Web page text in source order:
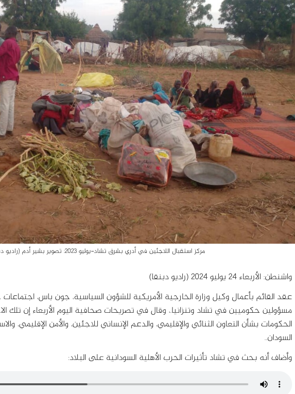
مركز استقبال اللاجئين في أدري بشرق تشاد-يوليو 2023: تصوير بشير أدم (راديو دبنقا)
واشنطن: الأربعاء 24 يوليو 2024 (راديو دبنقا)
عقد القائم بأعمال وكيل وزارة الخارجية الأمريكية للشؤون السياسية، جون باس،
مسؤولين حكوميين في تشاد وتنزانيا.، وقال في تصريحات صحافية اليوم الأربعاء إن تلك
الحكومات بشأن التعاون الثنائي والإقليمي، والدعم الإنساني للاجئين، والأمن الإقليمي،
السودان..
وأضاف أنه بحث في تشاد تأثيرات الحرب الأهلية السودانية على البلاد: